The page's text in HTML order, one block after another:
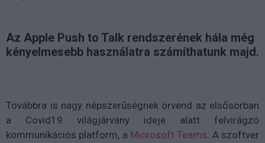
Az Apple Push to Talk rendszerének hála még
kényelmesebb használatra számíthatunk majd.
Továbbra is nagy népszerűségnek örvend az elsősorban
a Covid19 világjárvány ideje alatt felvirágzó
kommunikációs platform, a Microsoft Teams. A szoftver